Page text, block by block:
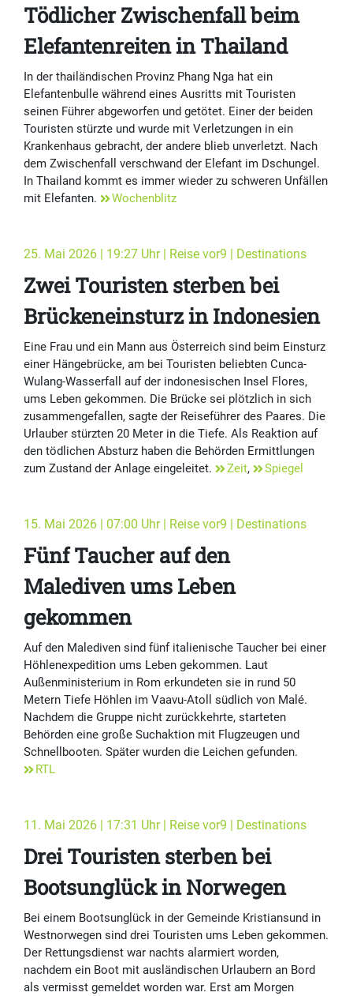
Tödlicher Zwischenfall beim
Elefantenreiten in Thailand
In der thailändischen Provinz Phang Nga hat ein
Elefantenbulle während eines Ausritts mit Touristen
seinen Führer abgeworfen und getötet. Einer der beiden
Touristen stürzte und wurde mit Verletzungen in ein
Krankenhaus gebracht, der andere blieb unverletzt. Nach
dem Zwischenfall verschwand der Elefant im Dschungel.
In Thailand kommt es immer wieder zu schweren Unfällen
mit Elefanten.
Wochenblitz
25. Mai 2026 | 19:27 Uhr | Reise vor9 | Destinations
Zwei Touristen sterben bei
Brückeneinsturz in Indonesien
Eine Frau und ein Mann aus Österreich sind beim Einsturz
einer Hängebrücke, am bei Touristen beliebten Cunca-
Wulang-Wasserfall auf der indonesischen Insel Flores,
ums Leben gekommen. Die Brücke sei plötzlich in sich
zusammengefallen, sagte der Reiseführer des Paares. Die
Urlauber stürzten 20 Meter in die Tiefe. Als Reaktion auf
den tödlichen Absturz haben die Behörden Ermittlungen
zum Zustand der Anlage eingeleitet.
Zeit, Spiegel
15. Mai 2026 | 07:00 Uhr | Reise vor9 | Destinations
Fünf Taucher auf den
Malediven ums Leben
gekommen
Auf den Malediven sind fünf italienische Taucher bei einer
Höhlenexpedition ums Leben gekommen. Laut
Außenministerium in Rom erkundeten sie in rund 50
Metern Tiefe Höhlen im Vaavu-Atoll südlich von Malé.
Nachdem die Gruppe nicht zurückkehrte, starteten
Behörden eine große Suchaktion mit Flugzeugen und
Schnellbooten. Später wurden die Leichen gefunden.
RTL
11. Mai 2026 | 17:31 Uhr | Reise vor9 | Destinations
Drei Touristen sterben bei
Bootsunglück in Norwegen
Bei einem Bootsunglück in der Gemeinde Kristiansund in
Westnorwegen sind drei Touristen ums Leben gekommen.
Der Rettungsdienst war nachts alarmiert worden,
nachdem ein Boot mit ausländischen Urlaubern an Bord
als vermisst gemeldet worden war. Erst am Morgen